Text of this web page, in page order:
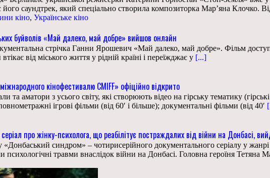
саундтрек, який спеціально створила композиторка Мар’яна Клочко.
кіно, Українське кіно
буйволів «Май далеко, май добре» вийшов онлайн
стрічка Ганни Ярошевич «Май далеко, май добре». Фільм
від міського життя у рідній країні і переїжджає у [...]
кінофестивалю CMIFF» офіційно відкрито
та аматори з усього світу, які створюють відео на гірську тематику
ігрові фільми (від 60′ і більше); документальні фільми (від 40′
про жінку-психолога, що реабілітує постраждалих від війни на Донбасі,
синдром» – чотирисерійного документального серіалу у
травми внаслідок війни на Донбасі. Головна героїня Тетяна